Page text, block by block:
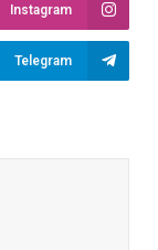
Instagram
Telegram